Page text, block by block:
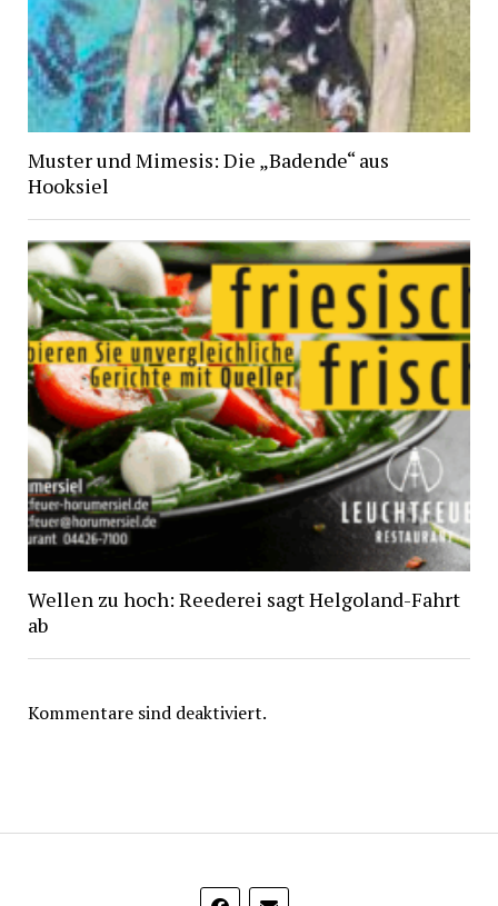
Muster und Mimesis: Die „Badende“ aus
Hooksiel
Wellen zu hoch: Reederei sagt Helgoland-Fahrt
ab
Kommentare sind deaktiviert.